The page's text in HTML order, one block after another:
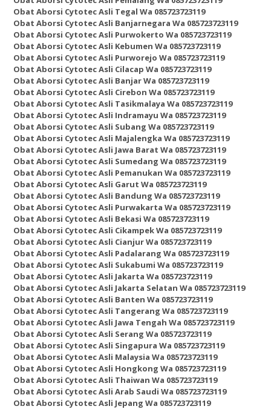
Obat Aborsi Cytotec Asli Tegal Wa 085723723119
Obat Aborsi Cytotec Asli Banjarnegara Wa 085723723119
Obat Aborsi Cytotec Asli Purwokerto Wa 085723723119
Obat Aborsi Cytotec Asli Kebumen Wa 085723723119
Obat Aborsi Cytotec Asli Purworejo Wa 085723723119
Obat Aborsi Cytotec Asli Cilacap Wa 085723723119
Obat Aborsi Cytotec Asli Banjar Wa 085723723119
Obat Aborsi Cytotec Asli Cirebon Wa 085723723119
Obat Aborsi Cytotec Asli Tasikmalaya Wa 085723723119
Obat Aborsi Cytotec Asli Indramayu Wa 085723723119
Obat Aborsi Cytotec Asli Subang Wa 085723723119
Obat Aborsi Cytotec Asli Majalengka Wa 085723723119
Obat Aborsi Cytotec Asli Jawa Barat Wa 085723723119
Obat Aborsi Cytotec Asli Sumedang Wa 085723723119
Obat Aborsi Cytotec Asli Pemanukan Wa 085723723119
Obat Aborsi Cytotec Asli Garut Wa 085723723119
Obat Aborsi Cytotec Asli Bandung Wa 085723723119
Obat Aborsi Cytotec Asli Purwakarta Wa 085723723119
Obat Aborsi Cytotec Asli Bekasi Wa 085723723119
Obat Aborsi Cytotec Asli Cikampek Wa 085723723119
Obat Aborsi Cytotec Asli Cianjur Wa 085723723119
Obat Aborsi Cytotec Asli Padalarang Wa 085723723119
Obat Aborsi Cytotec Asli Sukabumi Wa 085723723119
Obat Aborsi Cytotec Asli Jakarta Wa 085723723119
Obat Aborsi Cytotec Asli Jakarta Selatan Wa 085723723119
Obat Aborsi Cytotec Asli Banten Wa 085723723119
Obat Aborsi Cytotec Asli Tangerang Wa 085723723119
Obat Aborsi Cytotec Asli Jawa Tengah Wa 085723723119
Obat Aborsi Cytotec Asli Serang Wa 085723723119
Obat Aborsi Cytotec Asli Singapura Wa 085723723119
Obat Aborsi Cytotec Asli Malaysia Wa 085723723119
Obat Aborsi Cytotec Asli Hongkong Wa 085723723119
Obat Aborsi Cytotec Asli Thaiwan Wa 085723723119
Obat Aborsi Cytotec Asli Arab Saudi Wa 085723723119
Obat Aborsi Cytotec Asli Jepang Wa 085723723119